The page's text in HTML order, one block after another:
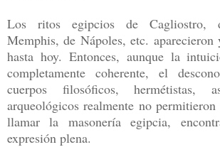
Los ritos egipcios de Cagliostro,
Memphis, de Nápoles, etc. aparecieron
hasta hoy. Entonces, aunque la
completamente coherente, el
cuerpos filosóficos, hermétistas,
arqueológicos realmente no
llamar la masonería egipcia,
expresión plena.